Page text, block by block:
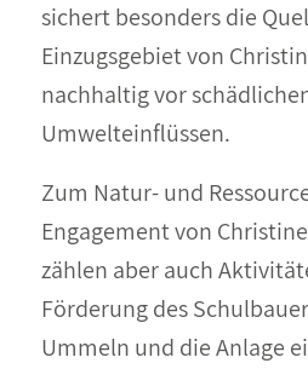
sichert besonders die
Einzugsgebiet von
nachhaltig vor
Umwelteinflüssen.
Zum Natur- und
Engagement von
zählen aber auch
Förderung des
Ummeln und die Anlage